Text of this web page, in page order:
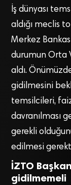
İş dünyası
aldığı meclis
Merkez
durumun Orta
aldı.
gidilmesini
temsilcileri,
davranılması
gerekli
edilmesi
İZTO
gidilmemeli